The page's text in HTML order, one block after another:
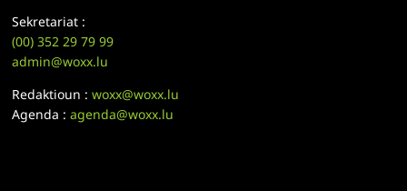
Sekretariat :
(00)352 29 79 99
admin@woxx.lu
Redaktioun :woxx@woxx.lu
Agenda :agenda@woxx.lu